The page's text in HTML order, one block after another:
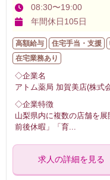
08:30〜19:00
年間休日105日
高額給与 住宅手当・支援
在宅業務あり
◇企業名
アトム薬局 加賀美店(株式
◇企業特徴
山梨県内に複数の店舗を
前後休暇」「育...
求人の詳細を見る